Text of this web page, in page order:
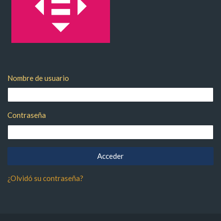
Bloques
Salta Entrar
Nombre de usuario
Contraseña
¿Olvidó su contraseña?